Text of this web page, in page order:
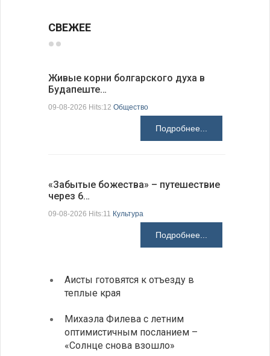
СВЕЖЕЕ
Живые корни болгарского духа в
Будапеште…
09-08-2026 Hits:12 Общество
Подробнее...
«Забытые божества» – путешествие
через 6…
09-08-2026 Hits:11 Культура
Подробнее...
Аисты готовятся к отъезду в
теплые края
Михаэла Филева с летним
оптимистичным посланием –
«Солнце снова взошло»